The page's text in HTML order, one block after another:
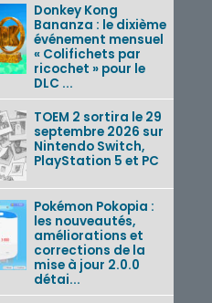
Donkey Kong
Bananza : le dixième
événement mensuel
« Colifichets par
ricochet » pour le
DLC ...
TOEM 2 sortira le 29
septembre 2026 sur
Nintendo Switch,
PlayStation 5 et PC
Pokémon Pokopia :
les nouveautés,
améliorations et
corrections de la
mise à jour 2.0.0
détai...